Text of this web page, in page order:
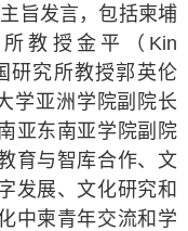
主旨发言，包括柬埔
教授金平（ Kin
研究所教授郭英伦
学亚洲学院副院长
亚东南亚学院副院
育与智库合作、文
发展、文化研究和
中柬青年交流和学